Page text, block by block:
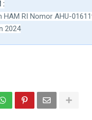
:
RI Nomor AHU-
2024